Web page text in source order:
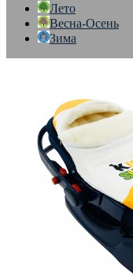
Лето
Весна-Осень
Зима